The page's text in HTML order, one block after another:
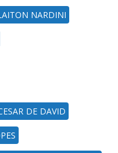
NARDINI
DE DAVID